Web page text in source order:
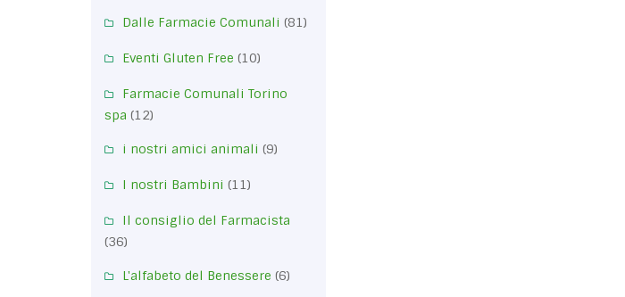
Dalle Farmacie Comunali (81)
Eventi Gluten Free (10)
Farmacie Comunali Torino
spa (12)
i nostri amici animali (9)
I nostri Bambini (11)
Il consiglio del Farmacista
(36)
L'alfabeto del Benessere (6)